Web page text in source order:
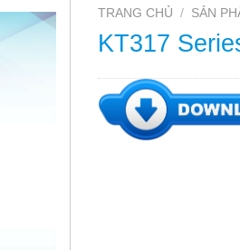
TRANG CHỦ / SẢN
KT317